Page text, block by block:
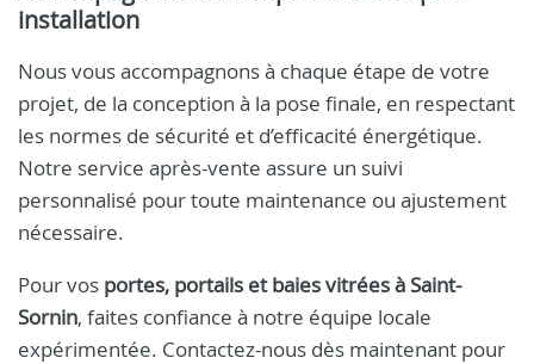
installation
Nous vous accompagnons à chaque étape de votre
projet, de la conception à la pose finale, en respectant
les normes de sécurité et d’efficacité énergétique.
Notre service après-vente assure un suivi
personnalisé pour toute maintenance ou ajustement
nécessaire.
Pour vos portes, portails et baies vitrées à Saint-
Sornin, faites confiance à notre équipe locale
expérimentée. Contactez-nous dès maintenant pour